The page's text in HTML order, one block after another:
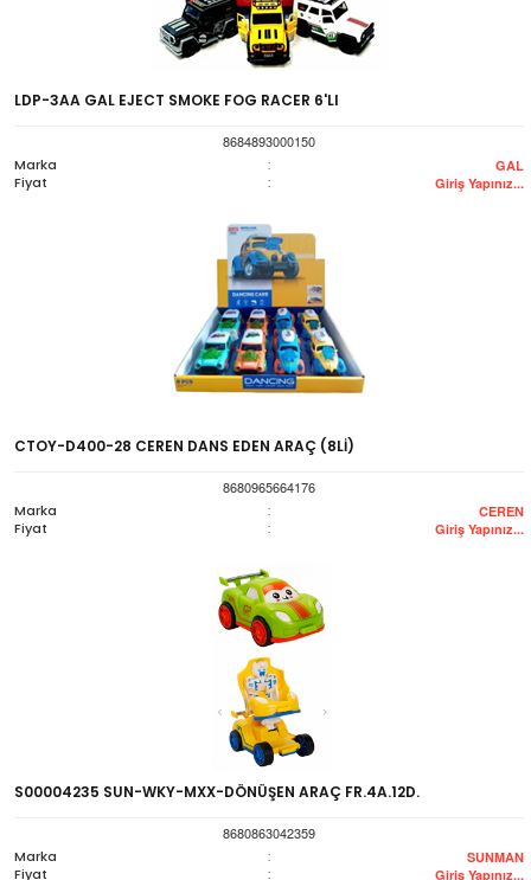
LDP-3AA GAL EJECT SMOKE FOG RACER 6'LI
8684893000150
Marka
: GAL
Fiyat : Giriş Yapınız...
CTOY-D400-28 CEREN DANS EDEN ARAÇ (8Lİ)
8680965664176
Marka
: CEREN
Fiyat : Giriş Yapınız...
S00004235 SUN-WKY-MXX-DÖNÜŞEN ARAÇ FR.4A.12D.
8680863042359
Marka
: SUNMAN
Fiyat : Giriş Yapınız...